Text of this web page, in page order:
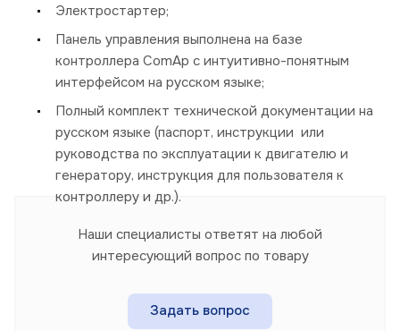
Электростартер;
Панель управления выполнена на базе
контроллера ComAp с интуитивно-понятным
интерфейсом на русском языке;
Полный комплект технической документации на
русском языке (паспорт, инструкции или
руководства по эксплуатации к двигателю и
генератору, инструкция для пользователя к
контроллеру и др.).
Наши специалисты ответят на любой
интересующий вопрос по товару
Задать вопрос